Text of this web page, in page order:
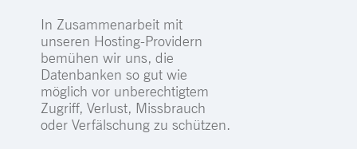
In Zusammenarbeit mit
unseren Hosting-Providern
bemühen wir uns, die
Datenbanken so gut wie
möglich vor unberechtigtem
Zugriff, Verlust, Missbrauch
oder Verfälschung zu schützen.